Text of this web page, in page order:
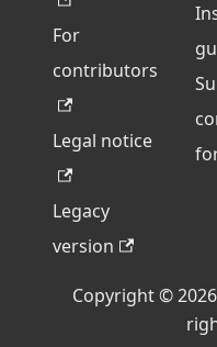
For
contributors
Legal notice
Legacy
version
Copyright ©